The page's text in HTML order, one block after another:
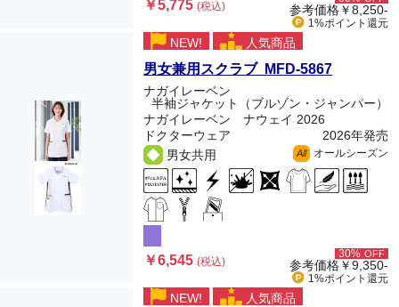
￥5,775(税込) 参考価格￥8,250-
1%ポイント 還元
NEW! 人気商品
男女兼用スクラブ MFD-5867
ナガイレーベン
半袖ジャケット（ブルゾン・ジャンパー）
ナガイレーベン ナウェイ 2026
ドクターウェア
2026年発売
男女共用
All オールシーズン
￥6,545(税込)
30% OFF
参考価格￥9,350-
1%ポイント 還元
NEW! 人気商品